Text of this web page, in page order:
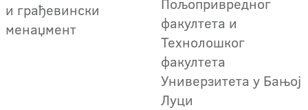
и грађевински
менаџмент
факултета и
Технолошког
факултета
Универзитета у Бањој
Луци